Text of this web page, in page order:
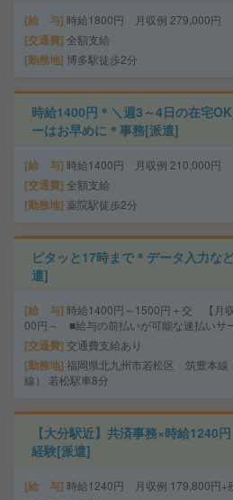
給 与 時給1800円 月収例 279,000円
交通費 全額支給
勤務地 博多駅徒歩2分
時給1400円＊＼週3～4日の在宅
ーはお早めに＊事務[派遣]
給 与 時給1400円 月収例 210,000円
交通費 全額支給
勤務地 薬院駅徒歩2分
ピタッと17時まで＊データ入力な
遣]
給 与 時給1400円～1500円＋交 【月
00円～ ■給与の前払いが可能な速払いサ
交通費 交通費支給あり
勤務地 福岡県北九州市若松区 筑豊本線
線） 若松駅車8分
【大分駅近】共済事務×時給1240
経験[派遣]
給 与 時給1240円 月収例 179,800円+